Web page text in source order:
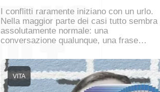
I conflitti raramente iniziano con un urlo.
Nella maggior parte dei casi tutto sembra
assolutamente normale: una
conversazione qualunque, una frase…
VITA